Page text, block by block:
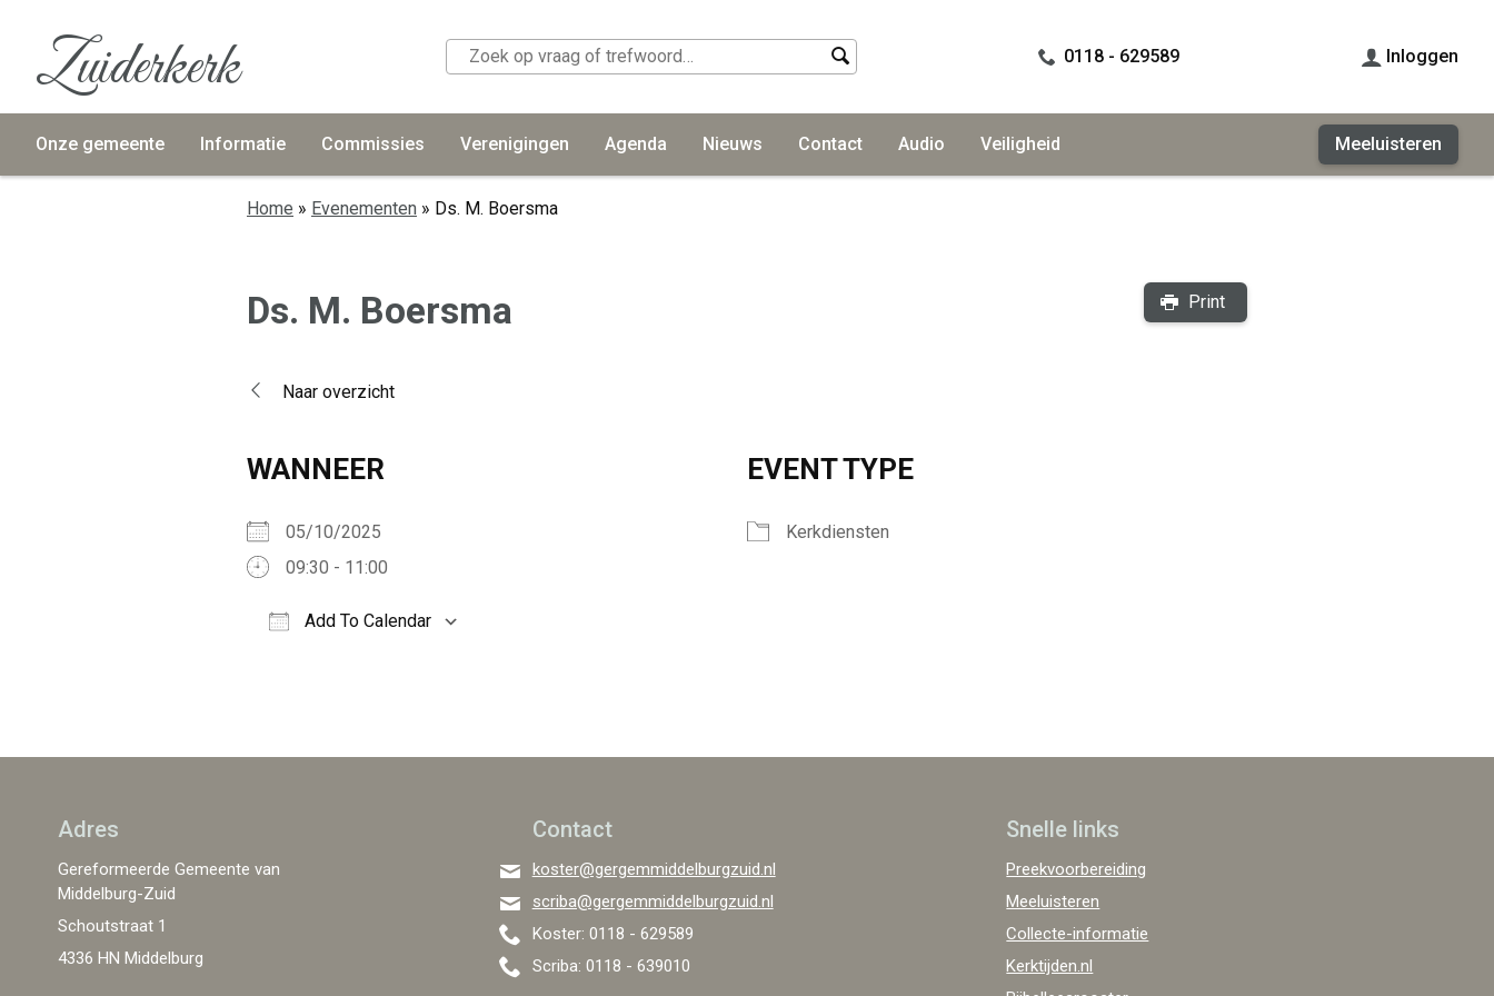
Zuiderkerk 0118 - 629589 Inloggen
Onze gemeente Informatie Commissies Verenigingen Agenda Nieuws Contact Audio Veiligheid Meeluisteren
Home » Evenementen » Ds. M. Boersma
Ds. M. Boersma Print
Naar overzicht
WANNEER
05/10/2025
09:30 - 11:00
Add To Calendar
EVENT TYPE
Kerkdiensten
Adres
Gereformeerde Gemeente van
Middelburg-Zuid
Schoutstraat 1
4336 HN Middelburg
Contact
koster@gergemmiddelburgzuid.nl
scriba@gergemmiddelburgzuid.nl
Koster: 0118 - 629589
Scriba: 0118 - 639010
Snelle links
Preekvoorbereiding
Meeluisteren
Collecte-informatie
Kerktijden.nl